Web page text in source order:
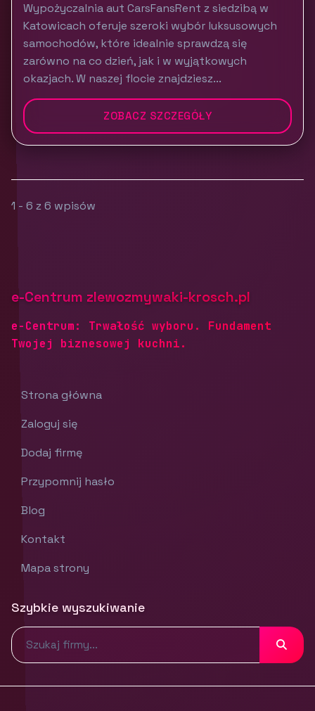
Wypożyczalnia aut CarsFansRent z siedzibą w
Katowicach oferuje szeroki wybór luksusowych
samochodów, które idealnie sprawdzą się
zarówno na co dzień, jak i w wyjątkowych
okazjach. W naszej flocie znajdziesz...
ZOBACZ SZCZEGÓŁY
1 - 6 z 6 wpisów
e-Centrum zlewozmywaki-krosch.pl
e-Centrum: Trwałość wyboru. Fundament
Twojej biznesowej kuchni.
Strona główna
Zaloguj się
Dodaj firmę
Przypomnij hasło
Blog
Kontakt
Mapa strony
Szybkie wyszukiwanie